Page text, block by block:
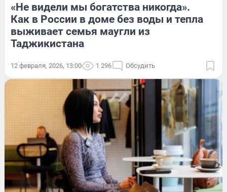
«Не видели мы богатства никогда».
Как в России в доме без воды и тепла
выживает семья маугли из
Таджикистана
12 февраля, 2026, 13:00 1 296 Обсудить